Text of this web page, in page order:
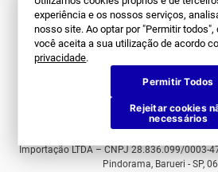
experiência e os nossos serviços,
nosso site. Ao optar por "Permitir
você aceita a sua utilização de acordo
privacidade.
Permitir Todos
Rejeitar cookies
necessários
SEGURANÇA
Importação LTDA – CNPJ 28.836.099/0003-
Pindorama, Barueri - SP,